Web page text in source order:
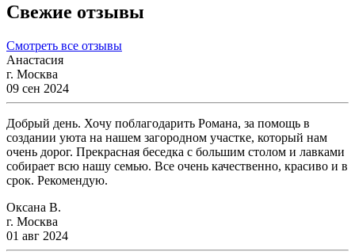
Свежие отзывы
Смотреть все отзывы
Анастасия
г. Москва
09 сен 2024
Добрый день. Хочу поблагодарить Романа, за помощь в
создании уюта на нашем загородном участке, который нам
очень дорог. Прекрасная беседка с большим столом и лавками
собирает всю нашу семью. Все очень качественно, красиво и в
срок. Рекомендую.
Оксана В.
г. Москва
01 авг 2024